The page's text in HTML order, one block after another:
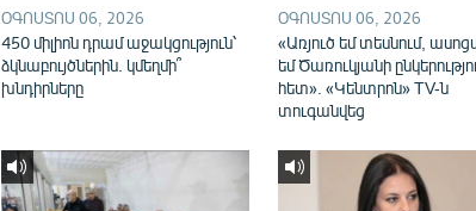
ՕԳՈՍՏՈՍ 06, 2026
450 միլիոն դրամ աջակցություն՝
ձկնաբույծներին. կմեղմի՞
խնդիրները
ՕԳՈՍՏՈՍ 06, 2026
«Առյուծ եմ տեսնում,
եմ Ծառուկյանի
հետ». «Կենտրոն» TV-ն
տուգանվեց